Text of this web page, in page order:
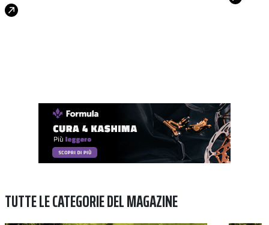
TUTTE LE CATEGORIE DEL MAGAZINE